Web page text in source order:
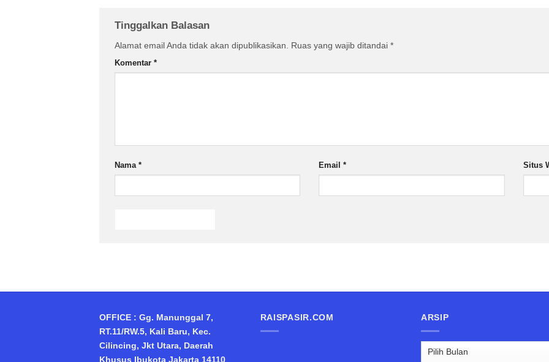
Tinggalkan Balasan
Alamat email Anda tidak akan dipublikasikan. Ruas yang wajib ditandai *
Komentar *
Nama * Email* Situs
OFFICE : Gg. Manunggal 7,
RT.11/RW.5, Kali Baru, Kec.
Cilincing, Jkt Utara, Daerah
Khusus Ibukota Jakarta 14110
RAISPASIR.COM ARSIP